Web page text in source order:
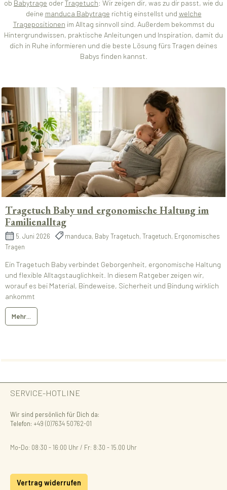
ob Babytrage oderTragetuch: Wir zeigen dir, was zu dir passt, wie du
deine manduca Babytrage richtig einstellst und welche
Tragepositionen im Alltag sinnvoll sind. Außerdem bekommst du
Hintergrundwissen, praktische Anleitungen und Inspiration, damit du
dich in Ruhe informieren und die beste Lösung fürs Tragen deines
Babys finden kannst.
Tragetuch Baby und ergonomische Haltung im
Familienalltag
5. Juni 2026
manduca, Baby Tragetuch, Tragetuch, Ergonomisches
Tragen
Ein Tragetuch Baby verbindet Geborgenheit, ergonomische Haltung
und flexible Alltagstauglichkeit. In diesem Ratgeber zeigen wir,
worauf es bei Material, Bindeweise, Sicherheit und Bindung wirklich
ankommt
Mehr...
SERVICE-HOTLINE
Wir sind persönlich für Dich da:
Telefon: +49 (0)7634 50762-01
Mo-Do: 08:30 - 16:00 Uhr / Fr: 8:30 - 15.00 Uhr
Vertrag widerrufen